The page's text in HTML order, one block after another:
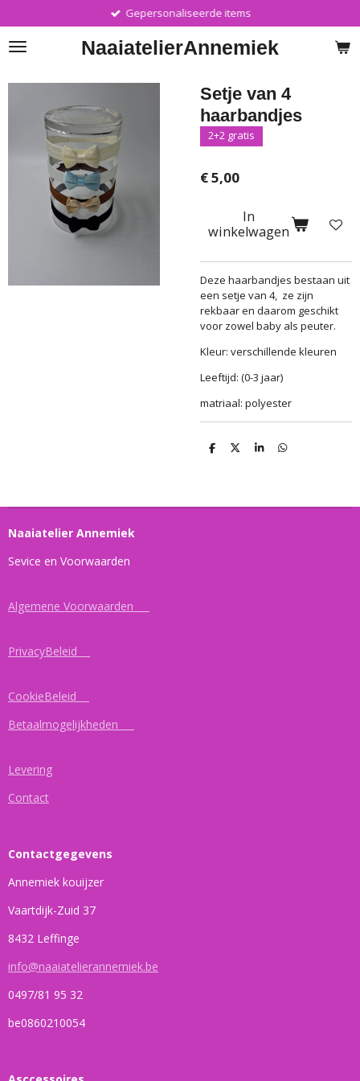
direct
naar
NaaiatelierAnnemiek
Gepersonaliseerde items
Setje van 4
haarbandjes
2+2 gratis
€ 5,00
In
winkelwagen
Deze haarbandjes bestaan uit
een setje van 4, ze zijn
rekbaar en daarom geschikt
voor zowel baby als peuter.
Kleur: verschillende kleuren
Leeftijd: (0-3 jaar)
matriaal: polyester
D
D
S
D
Naaiatelier Annemiek
Sevice en Voorwaarden
Algemene Voorwaarden
PrivacyBeleid
CookieBeleid
Betaalmogelijkheden
Levering
Contact
Contactgegevens
Annemiek kouijzer
Vaartdijk-Zuid 37
8432 Leffinge
info@naaiatelierannemiek.be
0497/81 95 32
be0860210054